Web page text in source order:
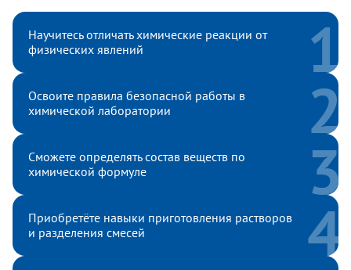
Научитесь отличать химические реакции от
физических явлений
Освоите правила безопасной работы в
химической лаборатории
Сможете определять состав веществ по
химической формуле
Приобретёте навыки приготовления растворов
и разделения смесей